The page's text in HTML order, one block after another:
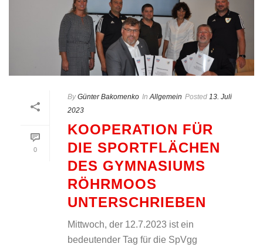
0
By Günter Bakomenko In Allgemein Posted 13. Juli
2023
KOOPERATION FÜR
DIE SPORTFLÄCHEN
DES GYMNASIUMS
RÖHRMOOS
UNTERSCHRIEBEN
Mittwoch, der 12.7.2023 ist ein
bedeutender Tag für die SpVgg